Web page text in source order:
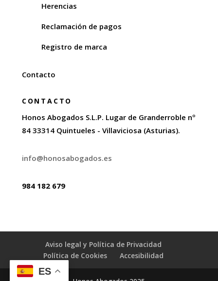
Herencias
Reclamación de pagos
Registro de marca
Contacto
CONTACTO
Honos Abogados S.L.P. Lugar de Granderroble nº
84 33314 Quintueles - Villaviciosa (Asturias).
info@honosabogados.es
984 182 679
Aviso legal y Política de Privacidad
Política de Cookies
Accesibilidad
ES